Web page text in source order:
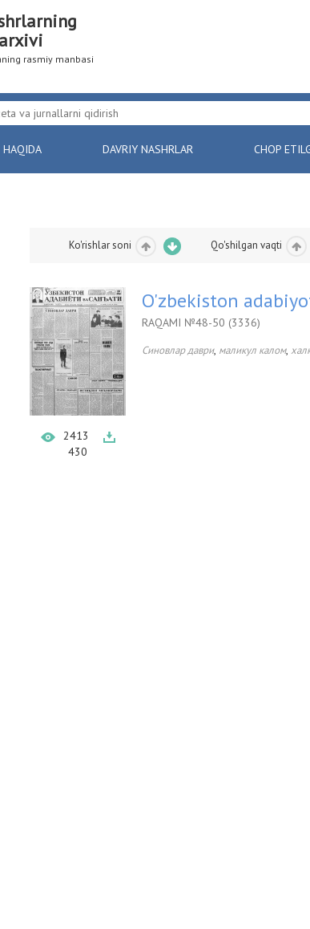
rasmiy manbasi
HAQIDA DAVRIY NASHRLAR CHOP
Ko'rishlar soni Qo'shilgan vaqti
2413
430
O'zbekiston
RAQAMI №48-50 (3336)
Синовлар даври, маликул калом,